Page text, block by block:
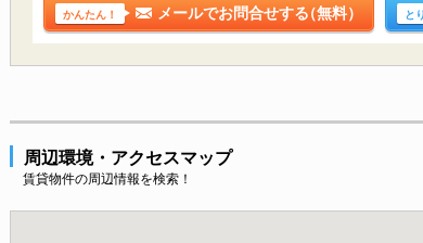
かんたん！ メールでお問合せする（無料） と
周辺環境・アクセスマップ
賃貸物件の周辺情報を検索！